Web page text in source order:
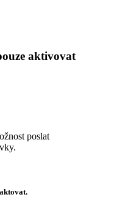
aktivovat
poslat